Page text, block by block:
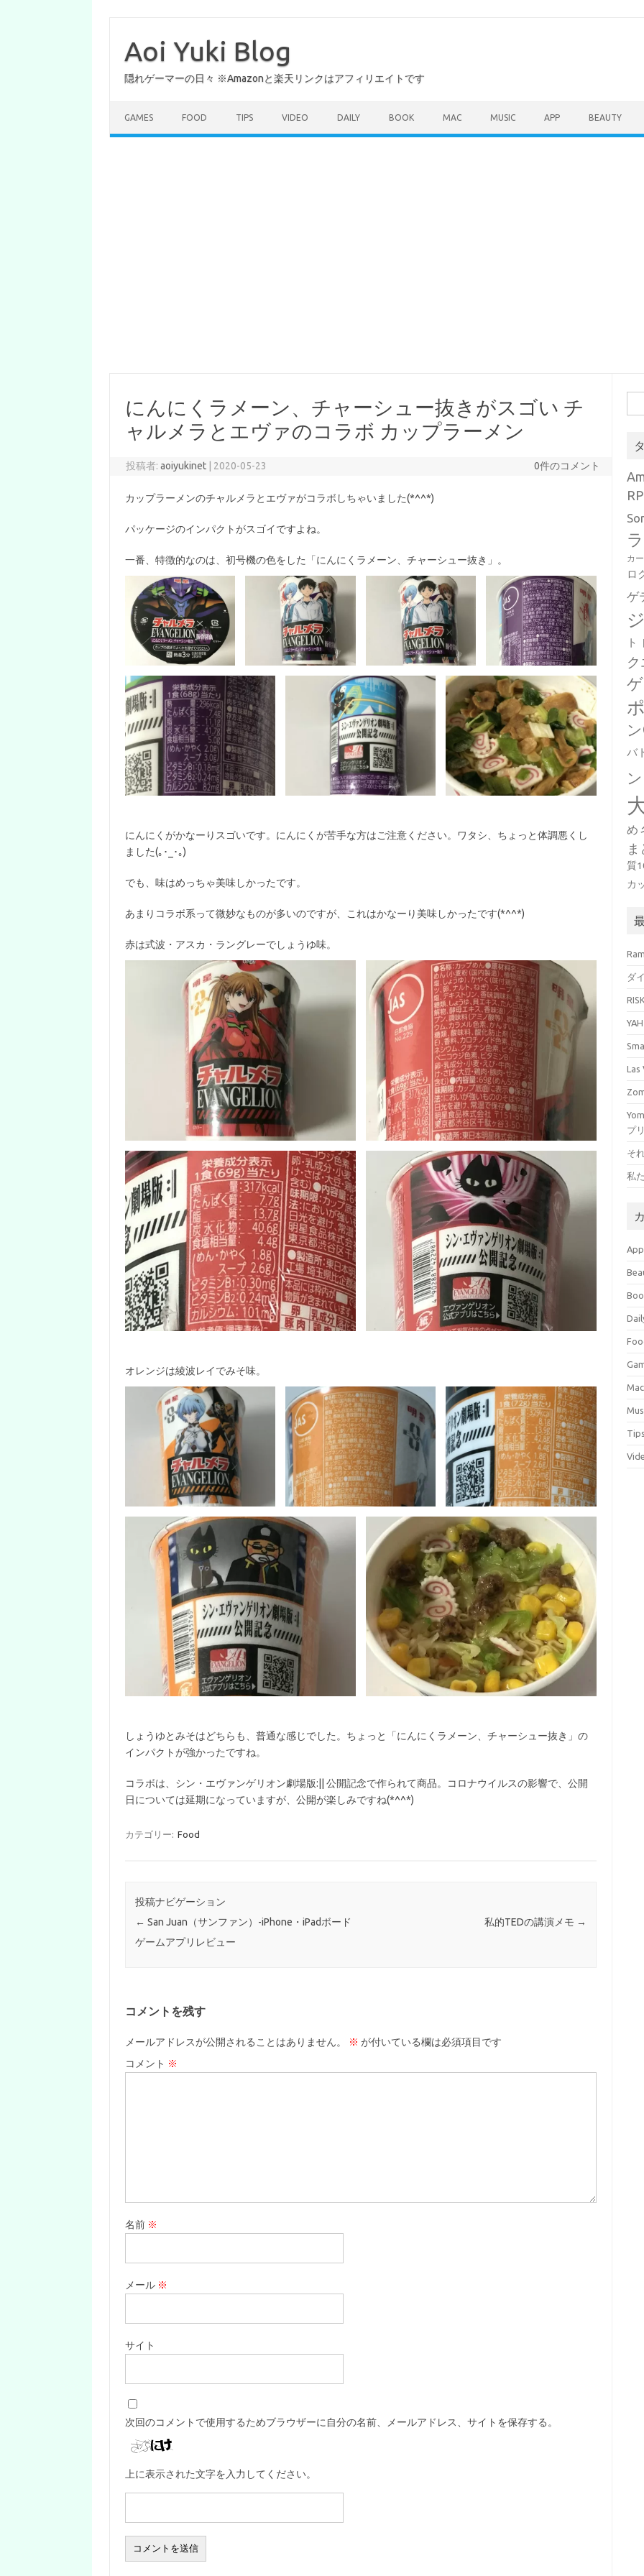
Aoi Yuki Blog
隠れゲーマーの日々 ※Amazonと楽天リンクはアフィリエイトです
GAMES FOOD TIPS VIDEO DAILY BOOK MAC MUSIC APP BEAUTY
にんにくラメーン、チャーシュー抜きがスゴい チ
ャルメラとエヴァのコラボ カップラーメン
投稿者:aoiyukinet 2020-05-23 0件のコメント
カップラーメンのチャルメラとエヴァがコラボしちゃいました(*^^*)
パッケージのインパクトがスゴイですよね。
一番、特徴的なのは、初号機の色をした「にんにくラメーン、チャーシュー抜き」。
にんにくがかなーりスゴいです。にんにくが苦手な方はご注意ください。ワタシ、ちょっと体調悪くし
ました(｡･_･｡)
でも、味はめっちゃ美味しかったです。
あまりコラボ系って微妙なものが多いのですが、これはかなーり美味しかったです(*^^*)
赤は式波・アスカ・ラングレーでしょうゆ味。
オレンジは綾波レイでみそ味。
しょうゆとみそはどちらも、普通な感じでした。ちょっと「にんにくラメーン、チャーシュー抜き」の
インパクトが強かったですね。
コラボは、シン・エヴァンゲリオン劇場版:||
公開記念で作られて商品。コロナウイルスの影響で、公開
日については延期になっていますが、公開が楽しみですね(*^^*)
カテゴリー: Food
投稿ナビゲーション
← San Juan（サンファン）-iPhone・iPadボード
ゲームアプリレビュー
私的TEDの講演メモ →
コメントを残す
メールアドレスが公開されることはありません。 ※ が付いている欄は必須項目です
コメント ※
名前 ※
メール ※
サイト
次回のコメントで使用するためブラウザーに自分の名前、メールアドレス、サイトを保存する。
上に表示された文字を入力してください。
索:
カ
ロ
ゲ
ト
バ
め
ま
質
カ
ダ
Las
プリ
そ
私
App
Mac
Tips